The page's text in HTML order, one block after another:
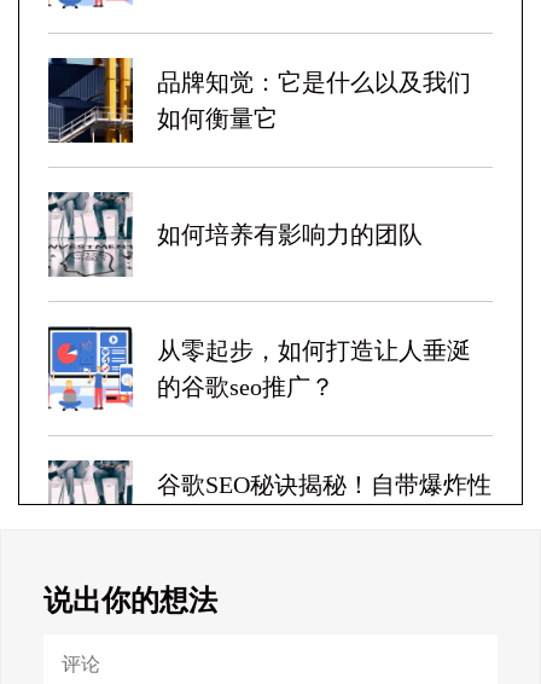
品牌知觉：它是什么以及我们
如何衡量它
如何培养有影响力的团队
从零起步，如何打造让人垂涎
的谷歌seo推广？
谷歌SEO秘诀揭秘！自带爆炸性
Google SEO终极秘籍，一夜跻
说出你的想法